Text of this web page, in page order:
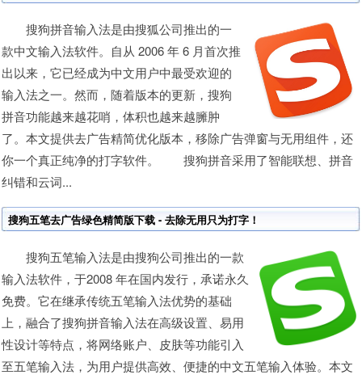
搜狗拼音输入法是由搜狐公司推出的一
款中文输入法软件。自从 2006 年 6 月首次推
出以来，它已经成为中文用户中最受欢迎的
输入法之一。然而，随着版本的更新，搜狗
拼音功能越来越花哨，体积也越来越臃肿
了。本文提供去广告精简优化版本，移除广告弹窗与无用组件，还
你一个真正纯净的打字软件。 搜狗拼音采用了智能联想、拼音
纠错和云词...
搜狗五笔去广告绿色精简版下载 - 去除无用只为打字！
搜狗五笔输入法是由搜狗公司推出的一款
输入法软件，于2008 年在国内发行，承诺永久
免费。它在继承传统五笔输入法优势的基础
上，融合了搜狗拼音输入法在高级设置、易用
性设计等特点，将网络账户、皮肤等功能引入
至五笔输入法，为用户提供高效、便捷的中文五笔输入体验。本文